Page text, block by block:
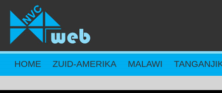
Overslaan en naar de inhoud gaan
HOME ZUID-AMERIKA MALAWI